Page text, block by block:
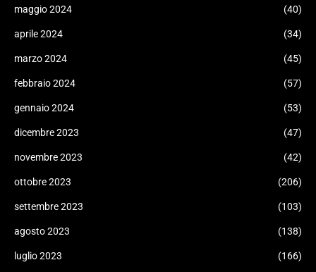
maggio 2024 (40)
aprile 2024 (34)
marzo 2024 (45)
febbraio 2024 (57)
gennaio 2024 (53)
dicembre 2023 (47)
novembre 2023 (42)
ottobre 2023 (206)
settembre 2023 (103)
agosto 2023 (138)
luglio 2023 (166)